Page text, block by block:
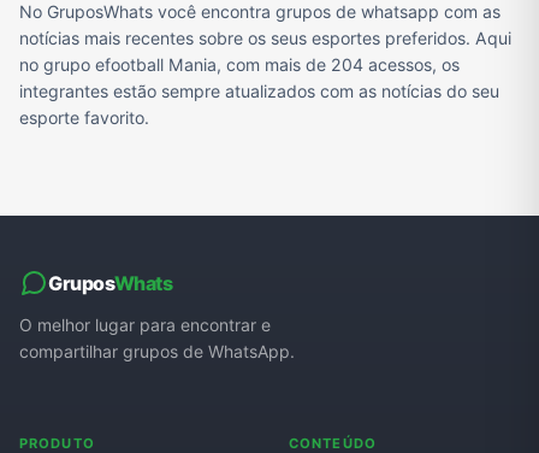
No GruposWhats você encontra grupos de whatsapp com as
notícias mais recentes sobre os seus esportes preferidos. Aqui
no grupo efootball Mania, com mais de 204 acessos, os
integrantes estão sempre atualizados com as notícias do seu
esporte favorito.
GruposWhats
O melhor lugar para encontrar e
compartilhar grupos de WhatsApp.
PRODUTO CONTEÚDO